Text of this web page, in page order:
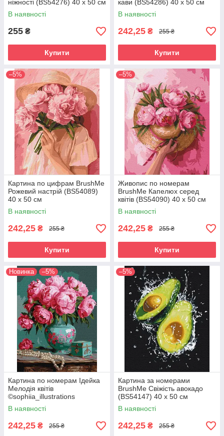
ніжності (BS54276) 40 х 50 см
В наявності
255 ₴
Купити
кави (BS54286) 40 х 50 см
В наявності
242,25 ₴ 255 ₴
Купити
–5%
Картина по цифрам BrushMe
Рожевий настрій (BS54089)
40 х 50 см
В наявності
242,25 ₴ 255 ₴
Купити
–5%
Живопис по номерам
BrushMe Капелюх серед
квітів (BS54090) 40 х 50 см
В наявності
242,25 ₴ 255 ₴
Купити
Новинка –5%
Картина по номерам Ідейка
Мелодія квітів
©sophiia_іllustrations
(KHO5711) 30 х 40 см
В наявності
242,25 ₴ 255 ₴
–5%
Картина за номерами
BrushMe Свіжість авокадо
(BS54147) 40 х 50 см
В наявності
242,25 ₴ 255 ₴